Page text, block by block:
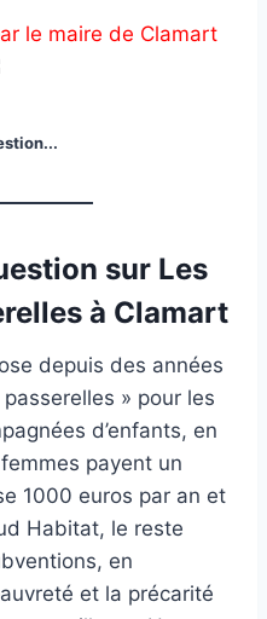
le maire de Clamart
sur Les
à Clamart
depuis des années
» pour les
d’enfants, en
payent un
1000 euros par an et
Habitat, le reste
en
et la précarité